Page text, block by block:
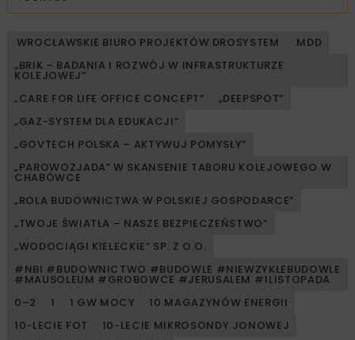
WROCŁAWSKIE BIURO PROJEKTÓW DROSYSTEM
.MDD
„BRIK – BADANIA I ROZWÓJ W INFRASTRUKTURZE
KOLEJOWEJ”
„CARE FOR LIFE OFFICE CONCEPT”
„DEEPSPOT”
„GAZ-SYSTEM DLA EDUKACJI”
„GOVTECH POLSKA – AKTYWUJ POMYSŁY”
„PAROWOZJADA” W SKANSENIE TABORU KOLEJOWEGO W
CHABÓWCE
„ROLA BUDOWNICTWA W POLSKIEJ GOSPODARCE”
„TWOJE ŚWIATŁA – NASZE BEZPIECZEŃSTWO”
„WODOCIĄGI KIELECKIE” SP. Z O.O.
#NBI #BUDOWNICTWO #BUDOWLE #NIEWZYKŁEBUDOWLE
#MAUSOLEUM #GROBOWCE #JERUSALEM #1LISTOPADA
0–2
1 1 GW MOCY
10 MAGAZYNÓW ENERGII
10-LECIE FOT
10-LECIE MIKROSONDY JONOWEJ